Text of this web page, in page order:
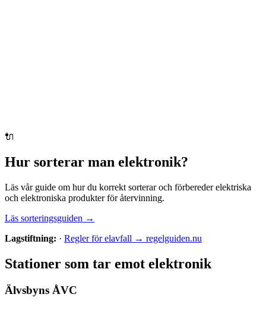
🔌
Hur sorterar man elektronik?
Läs vår guide om hur du korrekt sorterar och förberederelektriska
och elektroniska produkterför återvinning.
Läs sorteringsguiden →
Lagstiftning: · Regler för elavfall → regelguiden.nu
Stationer som tar emot elektronik
Älvsbyns ÅVC